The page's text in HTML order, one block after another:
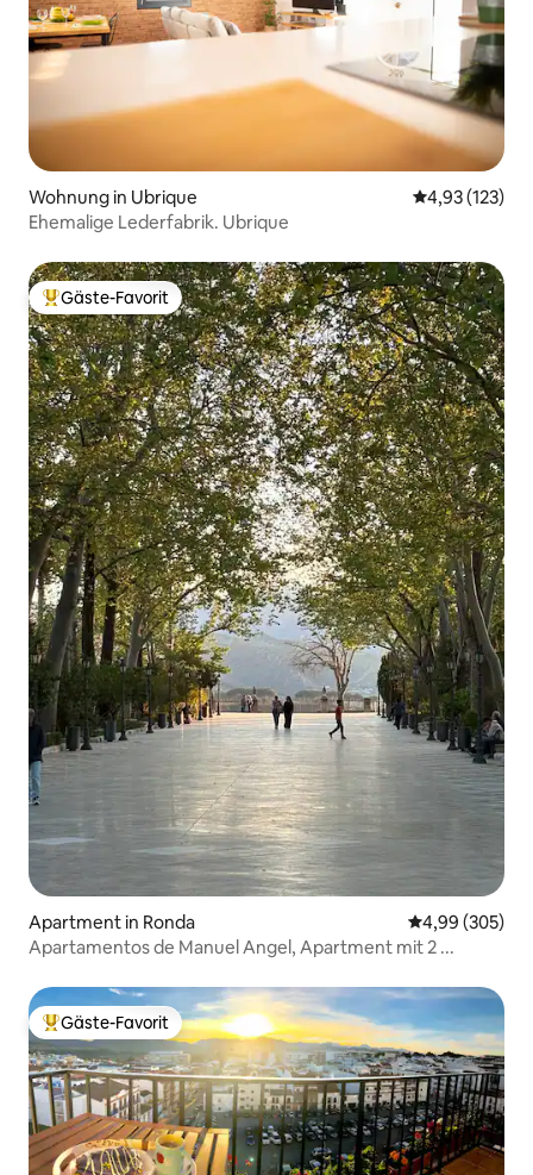
Wohnung in Ubrique
4,93 (123)
Ehemalige Lederfabrik. Ubrique
Beliebter Gäste-Favorit.
Gäste-Favorit
Apartment in Ronda
4,99 (305)
Apartamentos de Manuel Angel, Apartment mit 2 ...
Beliebter Gäste-Favorit.
Gäste-Favorit